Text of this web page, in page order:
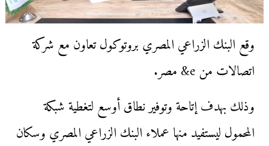
وقع البنك الزراعي المصري بروتوكول تعاون مع شركة
اتصالات من e& مصر.
وذلك بهدف إتاحة وتوفير نطاق أوسع لتغطية شبكة
المحمول ليستفيد منها عملاء البنك الزراعي المصري وسكان